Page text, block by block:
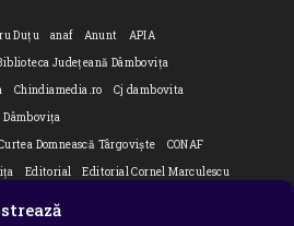
Duțu anaf Anunt
APIA
Județeană Dâmbovița
Chindiamedia.ro
Cj dambovita
Dâmbovița
Domnească Târgoviște
CONAF
Editorial
Editorial Cornel Marculescu